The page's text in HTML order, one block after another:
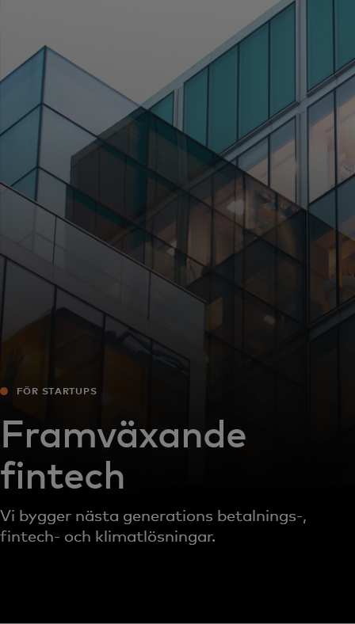
För företag
För världen
För innovatörer
Nyheter och trender
FÖR STARTUPS
Framväxande
fintech
Vi bygger nästa generations betalnings-,
fintech- och klimatlösningar.